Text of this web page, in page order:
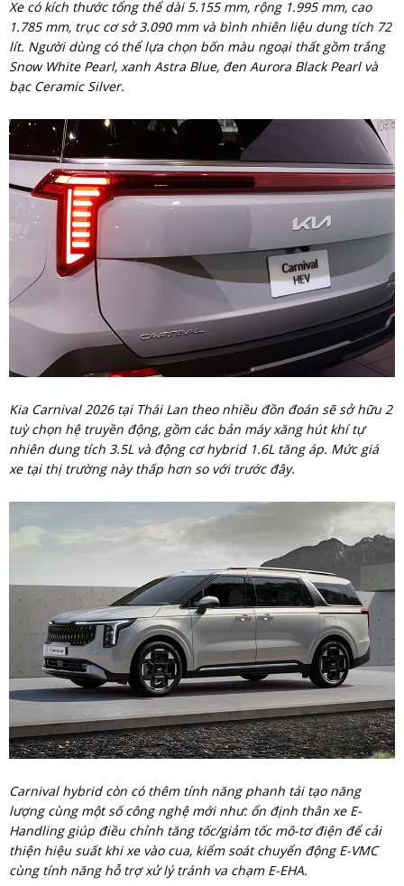
Xe có kích thước tổng thể dài 5.155 mm, rộng 1.995 mm, cao
1.785 mm, trục cơ sở 3.090 mm và bình nhiên liệu dung tích 72
lít. Người dùng có thể lựa chọn bốn màu ngoại thất gồm trắng
Snow White Pearl, xanh Astra Blue, đen Aurora Black Pearl và
bạc Ceramic Silver.
Kia Carnival 2026 tại Thái Lan theo nhiều đồn đoán sẽ sở hữu 2
tuỳ chọn hệ truyền động, gồm các bản máy xăng hút khí tự
nhiên dung tích 3.5L và động cơ hybrid 1.6L tăng áp. Mức giá
xe tại thị trường này thấp hơn so với trước đây.
Carnival hybrid còn có thêm tính năng phanh tái tạo năng
lượng cùng một số công nghệ mới như: ổn định thân xe E-
Handling giúp điều chỉnh tăng tốc/giảm tốc mô-tơ điện để cải
thiện hiệu suất khi xe vào cua, kiểm soát chuyển động E-VMC
cùng tính năng hỗ trợ xử lý tránh va chạm E-EHA.